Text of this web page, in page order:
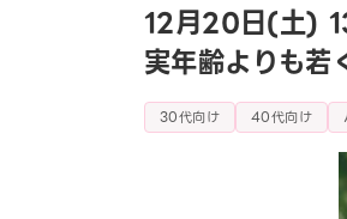
12月20日(土)
実年齢よりも若
30代向け 40代向け